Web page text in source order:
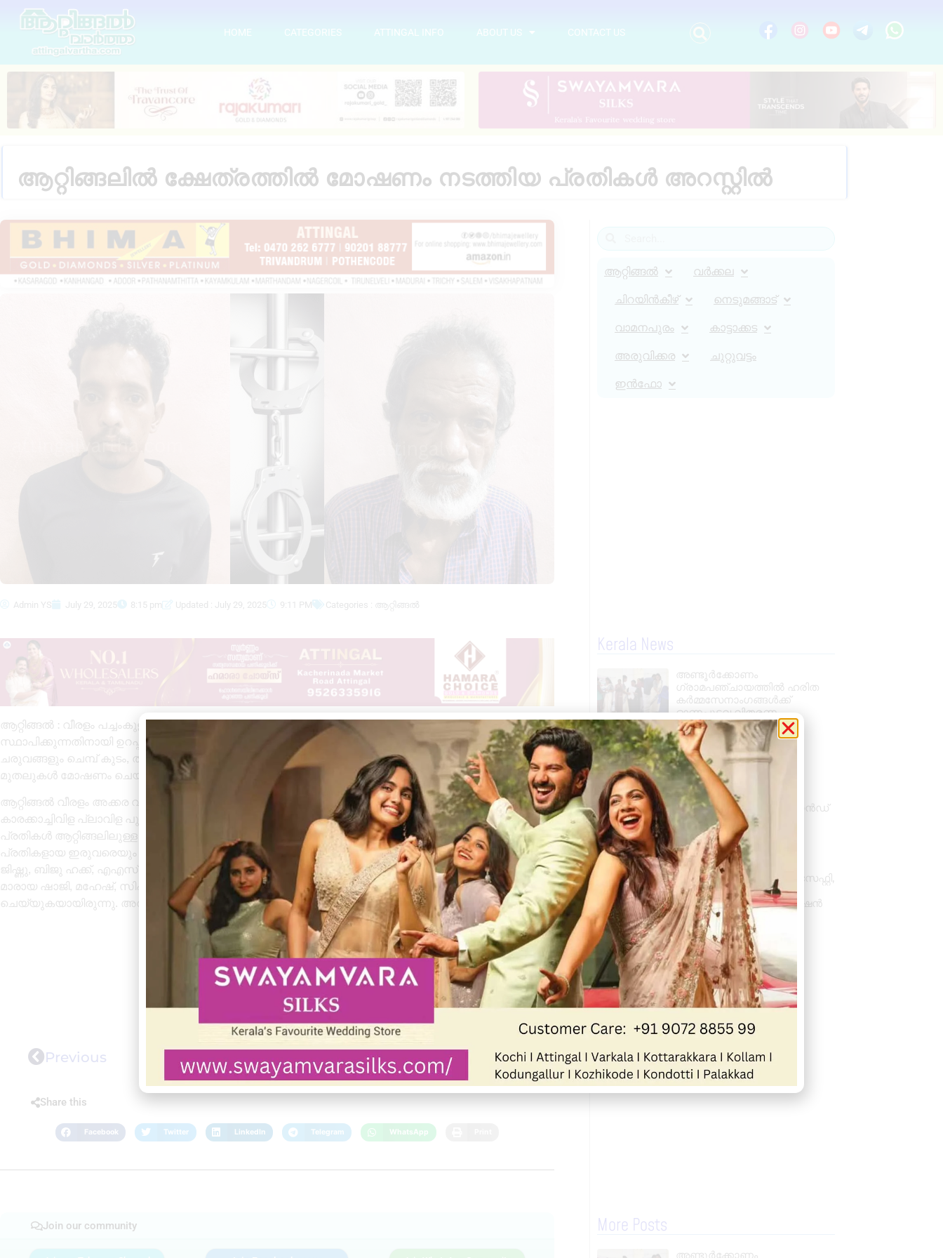
HOME CATEGORIES ATTINGAL INFO ABOUT US CONTACT US
ആറ്റിങ്ങലിൽ ക്ഷേത്രത്തിൽ മോഷണം നടത്തിയ പ്രതികൾ അറസ്റ്റിൽ
Admin YS July 29, 2025 8:15 pm Updated : July 29, 2025 9:11 PM Categories : ആറ്റിങ്ങൽ
ആറ്റിങ്ങൽ : വീരളം പച്ചംകുളം ശ്രീ നാഗരുകാവ് ദേവീ ക്ഷേത്രത്തിനു മുന്നിൽ വലിയ ഓട്ടു വിളക്ക്
സ്ഥാപിക്കുന്നതിനായി ഉറപ്പിച്ചിരുന്ന ദണ്ഡും ക്ഷേത്രത്തിലെ തിടപ്പള്ളിക്കകത്ത് സൂക്ഷിച്ചിരുന്ന വെങ്കല
ചരുവങ്ങളും ചെമ്പ് കുടം, തൂക്കുവിളക്ക്, വെങ്കല തട്ടങ്ങൾ പൂജാ സാധനങ്ങൾ ഉൾപ്പടെ 50,000 രൂപയുടെ
മുതലുകൾ മോഷണം ചെയ്തെടുത്ത പ്രതികൾ അറസ്റ്റിൽ.
ആറ്റിങ്ങൽ വീരളം അക്കര വിള വീട്ടിൽ മണിക്കുട്ടൻ എന്നു വിളിക്കുന്ന ശ്യാം (26), ആറ്റിങ്ങൽ കുഴിമുക്ക്
കാരക്കാച്ചിവിള പ്ലാവിള പുത്തൻ വീട്ടിൽ ശങ്കരൻ(57) എന്നിവരാണ് അറസ്റ്റിലായത്. മോഷണ മുതലുകൾ
പ്രതികൾ ആറ്റിങ്ങലിലുള്ള ആക്രിക്കടയിൽ വിൽക്കുകയായിരുന്നു. നിരവധി മോഷണക്കേസുകളിൽ
പ്രതികളായ ഇരുവരെയും ആറ്റിങ്ങൽ എസ് എച്ച് ഒ അജയൻ.ജെയുടെ നേതൃത്വത്തിൽ എസ്. ഐ മാരായ
ജിഷ്ണു, ബിജു ഹക്ക്, എഎസ്ഐ മാരായ ശരത് കുമാർ, ശ്യാംലാൽ, ജിഹാനിൽ ഹക്കിം, എസ്. സി. പി. ഒ
മാരായ ഷാജി, മഹേഷ്, സിപിഒമാരായ സയ്യദ് അലി ഖാൻ, വിഷ്ണുലാൽ എന്നിവരടങ്ങിയ സംഘം അറസ്റ്റ്
ചെയ്യുകയായിരുന്നു. അറസ്റ്റിലായ പ്രതികളെ റിമാൻഡ് ചെയ്തു.
Previous Next
Share this
Facebook Twitter LinkedIn Telegram WhatsApp
Join our community
ആറ്റിങ്ങൽ വർക്കല
ചിറയിൻകീഴ് നെടുമങ്ങാട്
വാമനപുരം കാട്ടാക്കട
അരുവിക്കര ചുറ്റുവട്ടം
ഇൻഫോ
Kerala News
അണ്ടൂർക്കോണം
ഗ്രാമപഞ്ചായത്തിൽ ഹരിത
കർമ്മസേനാംഗങ്ങൾക്ക്
ഓണപുടവ വിതരണം
August 4, 2026 11:11 am
അക്ഷയ തങ്ക മാളിഗൈ’
(എടിഎം): കല്യാണ്‍
ജുവലേഴ്‌സിന്‍റെ ആദ്യ
പ്രാദേശിക ബ്രാന്‍ഡ്,
ശിവകാര്‍ത്തികേയന്‍ ബ്രാന്‍ഡ്
അംബാസഡര്‍
August 3, 20267:48 pm
ആറ്റിങ്ങൽ, ചാക്ക ഗവ.
ഐ.ടി.ഐയിൽ ഫയർ & സേഫ്റ്റി,
ഫുഡ് സേഫ്റ്റി ഡിപ്ലോമ
കോഴ്‌സുകളിലേക്ക് അഡ്മിഷൻ
ആരംഭിച്ചു
August 3, 20265:02 pm
« Previous Next »
More Posts
അണ്ടൂർക്കോണം